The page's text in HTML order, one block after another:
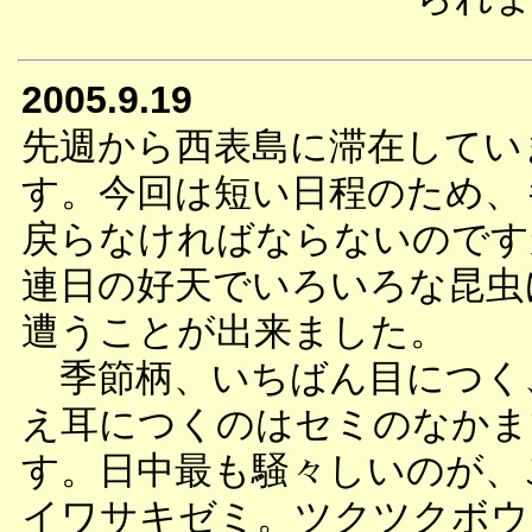
2005.9.19
先週から西表島に滞在してい
す。今回は短い日程のため
戻らなければならないので
連日の好天でいろいろな昆
遭うことが出来ました。
季節柄、いちばん目につく
え耳につくのはセミのなか
す。日中最も騒々しいのが
イワサキゼミ。ツクツクボ